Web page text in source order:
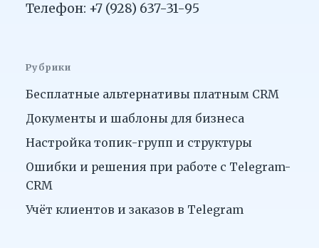
Телефон: +7 (928) 637-31-95
Рубрики
Бесплатные альтернативы платным CRM
Документы и шаблоны для бизнеса
Настройка топик-групп и структуры
Ошибки и решения при работе с Telegram-
CRM
Учёт клиентов и заказов в Telegram